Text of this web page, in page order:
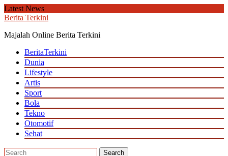
Skip
to
Latest News
Berita Terkini
Majalah Online Berita Terkini
BeritaTerkini
Dunia
Lifestyle
Artis
Sport
Bola
Tekno
Otomotif
Sehat